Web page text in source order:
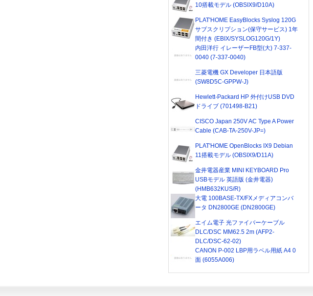
10搭載モデル (OBSIX9/D10A)
PLAT'HOME EasyBlocks Syslog 120G
サブスクリプション(保守サービス) 1年
間付き (EBIX/SYSLOG120G/1Y)
内田洋行 イレーザーFB型(大) 7-337-
0040 (7-337-0040)
三菱電機 GX Developer 日本語版
(SW8D5C-GPPW-J)
Hewlett-Packard HP 外付けUSB DVD
ドライブ (701498-B21)
CISCO Japan 250V AC Type A Power
Cable (CAB-TA-250V-JP=)
PLAT'HOME OpenBlocks IX9 Debian
11搭載モデル (OBSIX9/D11A)
金井電器産業 MINI KEYBOARD Pro
USBモデル 英語版 (金井電器)
(HMB632KUS/R)
大電 100BASE-TX/FXメディアコンバ
ータ DN2800GE (DN2800GE)
エイム電子 光ファイバーケーブル
DLC/DSC MM62.5 2m (AFP2-
DLC/DSC-62-02)
CANON P-002 LBP用ラベル用紙 A4 0
面 (6055A006)